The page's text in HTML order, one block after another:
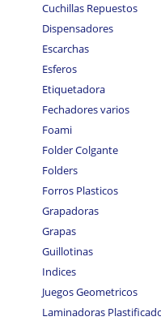
Cuchillas Repuestos
Dispensadores
Escarchas
Esferos
Etiquetadora
Fechadores varios
Foami
Folder Colgante
Folders
Forros Plasticos
Grapadoras
Grapas
Guillotinas
Indices
Juegos Geometricos
Laminadoras